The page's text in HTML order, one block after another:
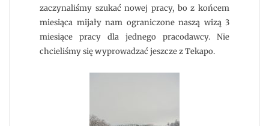
zaczynaliśmy szukać nowej pracy, bo z końcem
miesiąca mijały nam ograniczone naszą wizą 3
miesiące pracy dla jednego pracodawcy. Nie
chcieliśmy się wyprowadzać jeszcze z Tekapo.